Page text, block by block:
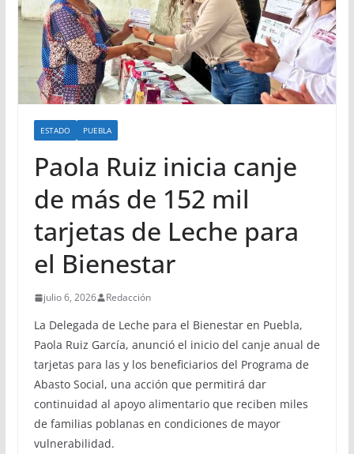
ESTADO PUEBLA
Paola Ruiz inicia canje
de más de 152 mil
tarjetas de Leche para
el Bienestar
julio 6, 2026 Redacción
La Delegada de Leche para el Bienestar en Puebla,
Paola Ruiz García, anunció el inicio del canje anual de
tarjetas para las y los beneficiarios del Programa de
Abasto Social, una acción que permitirá dar
continuidad al apoyo alimentario que reciben miles
de familias poblanas en condiciones de mayor
vulnerabilidad.